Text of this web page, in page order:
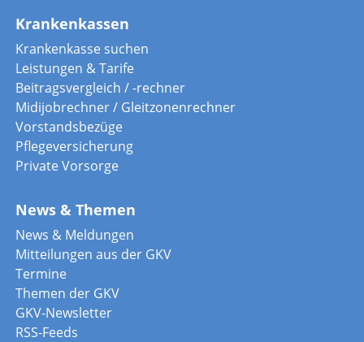
Krankenkassen
Krankenkasse suchen
Leistungen & Tarife
Beitragsvergleich / -rechner
Midijobrechner / Gleitzonenrechner
Vorstandsbezüge
Pflegeversicherung
Private Vorsorge
News & Themen
News & Meldungen
Mitteilungen aus der GKV
Termine
Themen der GKV
GKV-Newsletter
RSS-Feeds